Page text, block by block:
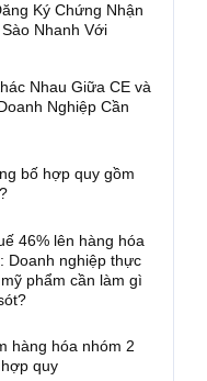
Ký Chứng Nhận
Nhanh Với
Nhau Giữa CE và
Nghiệp Cần
bố hợp quy gồm
46% lên hàng hóa
Doanh nghiệp thực
phẩm cần làm gì
hàng hóa nhóm 2
quy